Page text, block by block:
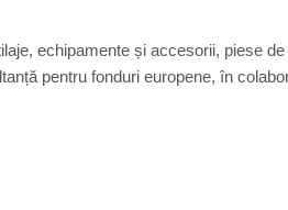
echipamente și accesorii, piese
pentru fonduri europene, în